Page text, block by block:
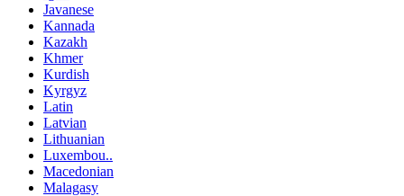
Javanese
Kannada
Kazakh
Khmer
Kurdish
Kyrgyz
Latin
Latvian
Lithuanian
Luxembou..
Macedonian
Malagasy